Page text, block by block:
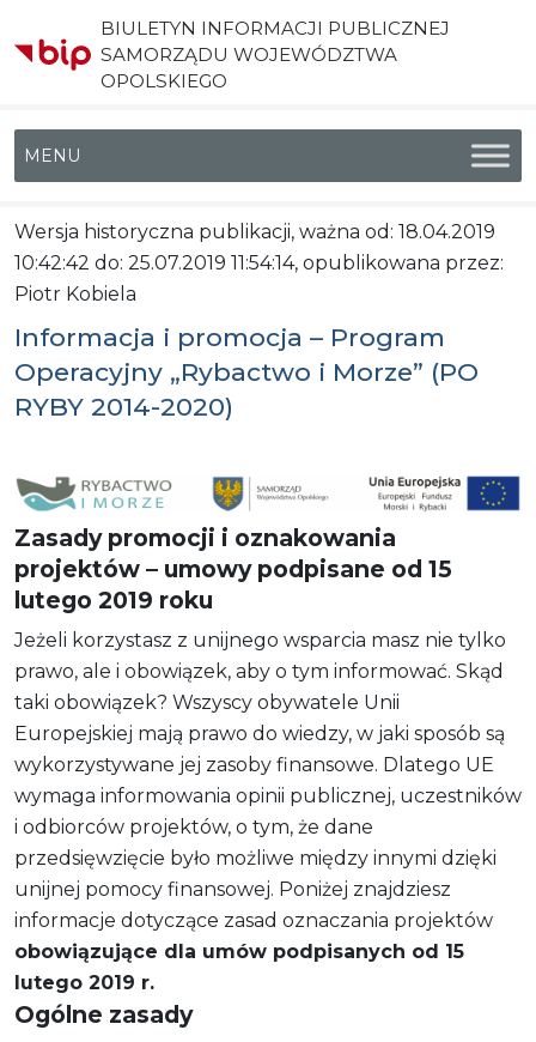
BIULETYN INFORMACJI PUBLICZNEJ
SAMORZĄDU WOJEWÓDZTWA
OPOLSKIEGO
Menu główne
Wersja historyczna publikacji, ważna od: 18.04.2019
10:42:42 do: 25.07.2019 11:54:14, opublikowana przez:
Piotr Kobiela
Informacja i promocja – Program
Operacyjny „Rybactwo i Morze” (PO
RYBY 2014-2020)
Zasady promocji i oznakowania
projektów – umowy podpisane od 15
lutego 2019 roku
Jeżeli korzystasz z unijnego wsparcia masz nie tylko
prawo, ale i obowiązek, aby o tym informować. Skąd
taki obowiązek? Wszyscy obywatele Unii
Europejskiej mają prawo do wiedzy, w jaki sposób są
wykorzystywane jej zasoby finansowe. Dlatego UE
wymaga informowania opinii publicznej, uczestników
i odbiorców projektów, o tym, że dane
przedsięwzięcie było możliwe między innymi dzięki
unijnej pomocy finansowej. Poniżej znajdziesz
informacje dotyczące zasad oznaczania projektów
obowiązujące dla umów podpisanych od 15
lutego 2019 r.
Ogólne zasady